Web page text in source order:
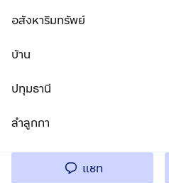
อสังหาริมทรัพย์
บ้าน
ปทุมธานี
ลำลูกกา
แชท